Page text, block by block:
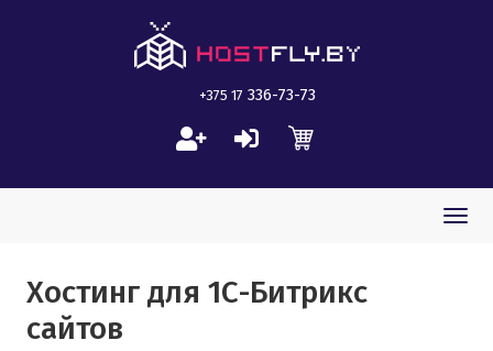
+375 17 336-73-73
Хостинг для 1С-Битрикс
сайтов